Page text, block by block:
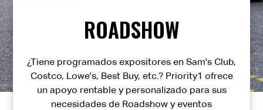
ROADSHOW
¿Tiene programados expositores en Sam's Club,
Costco, Lowe's, Best Buy, etc.? Priority1 ofrece
un apoyo rentable y personalizado para sus
necesidades de Roadshow y eventos